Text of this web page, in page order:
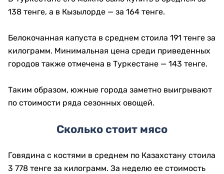
138 тенге, а в Кызылорде — за 164 тенге.
Белокочанная капуста в среднем стоила 191 тенге за
килограмм. Минимальная цена среди приведенных
городов также отмечена в Туркестане — 143 тенге.
Таким образом, южные города заметно выигрывают
по стоимости ряда сезонных овощей.
Сколько стоит мясо
Говядина с костями в среднем по Казахстану стоила
3 778 тенге за килограмм. За неделю ее стоимость